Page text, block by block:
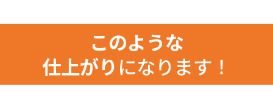
このような
仕上がり になります！